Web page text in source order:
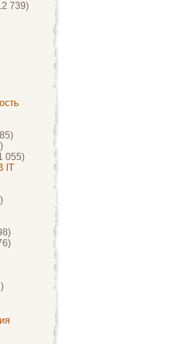
739)
055)
IT